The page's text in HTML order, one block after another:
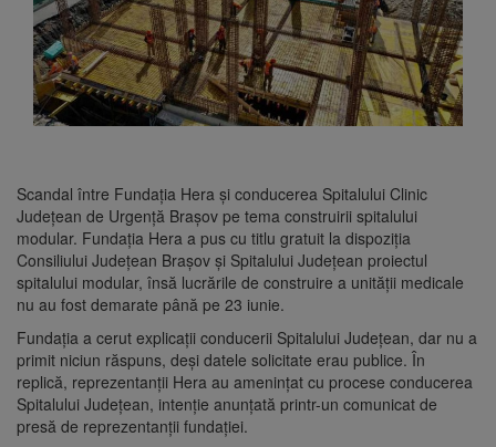
Scandal între Fundația Hera și conducerea Spitalului Clinic
Județean de Urgență Brașov pe tema construirii spitalului
modular. Fundația Hera a pus cu titlu gratuit la dispoziția
Consiliului Județean Brașov și Spitalului Județean proiectul
spitalului modular, însă lucrările de construire a unității medicale
nu au fost demarate până pe 23 iunie.
Fundația a cerut explicații conducerii Spitalului Județean, dar nu a
primit niciun răspuns, deși datele solicitate erau publice. În
replică, reprezentanții Hera au amenințat cu procese conducerea
Spitalului Județean, intenție anunțată printr-un comunicat de
presă de reprezentanții fundației.